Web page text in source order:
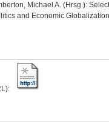
Michael A. (Hrsg.):
and Economic